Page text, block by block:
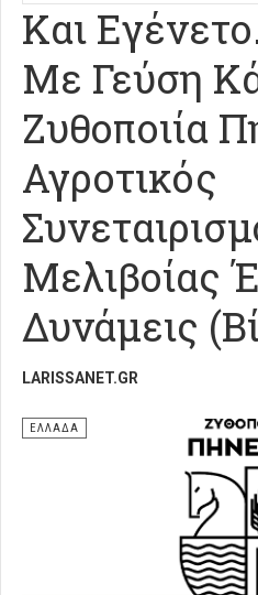
Και
Με Γεύση
Ζυθοποιία
Αγροτικός
Μελιβοίας
Δυνάμεις
LARISSANET.GR
ΕΛΛΑΔΑ